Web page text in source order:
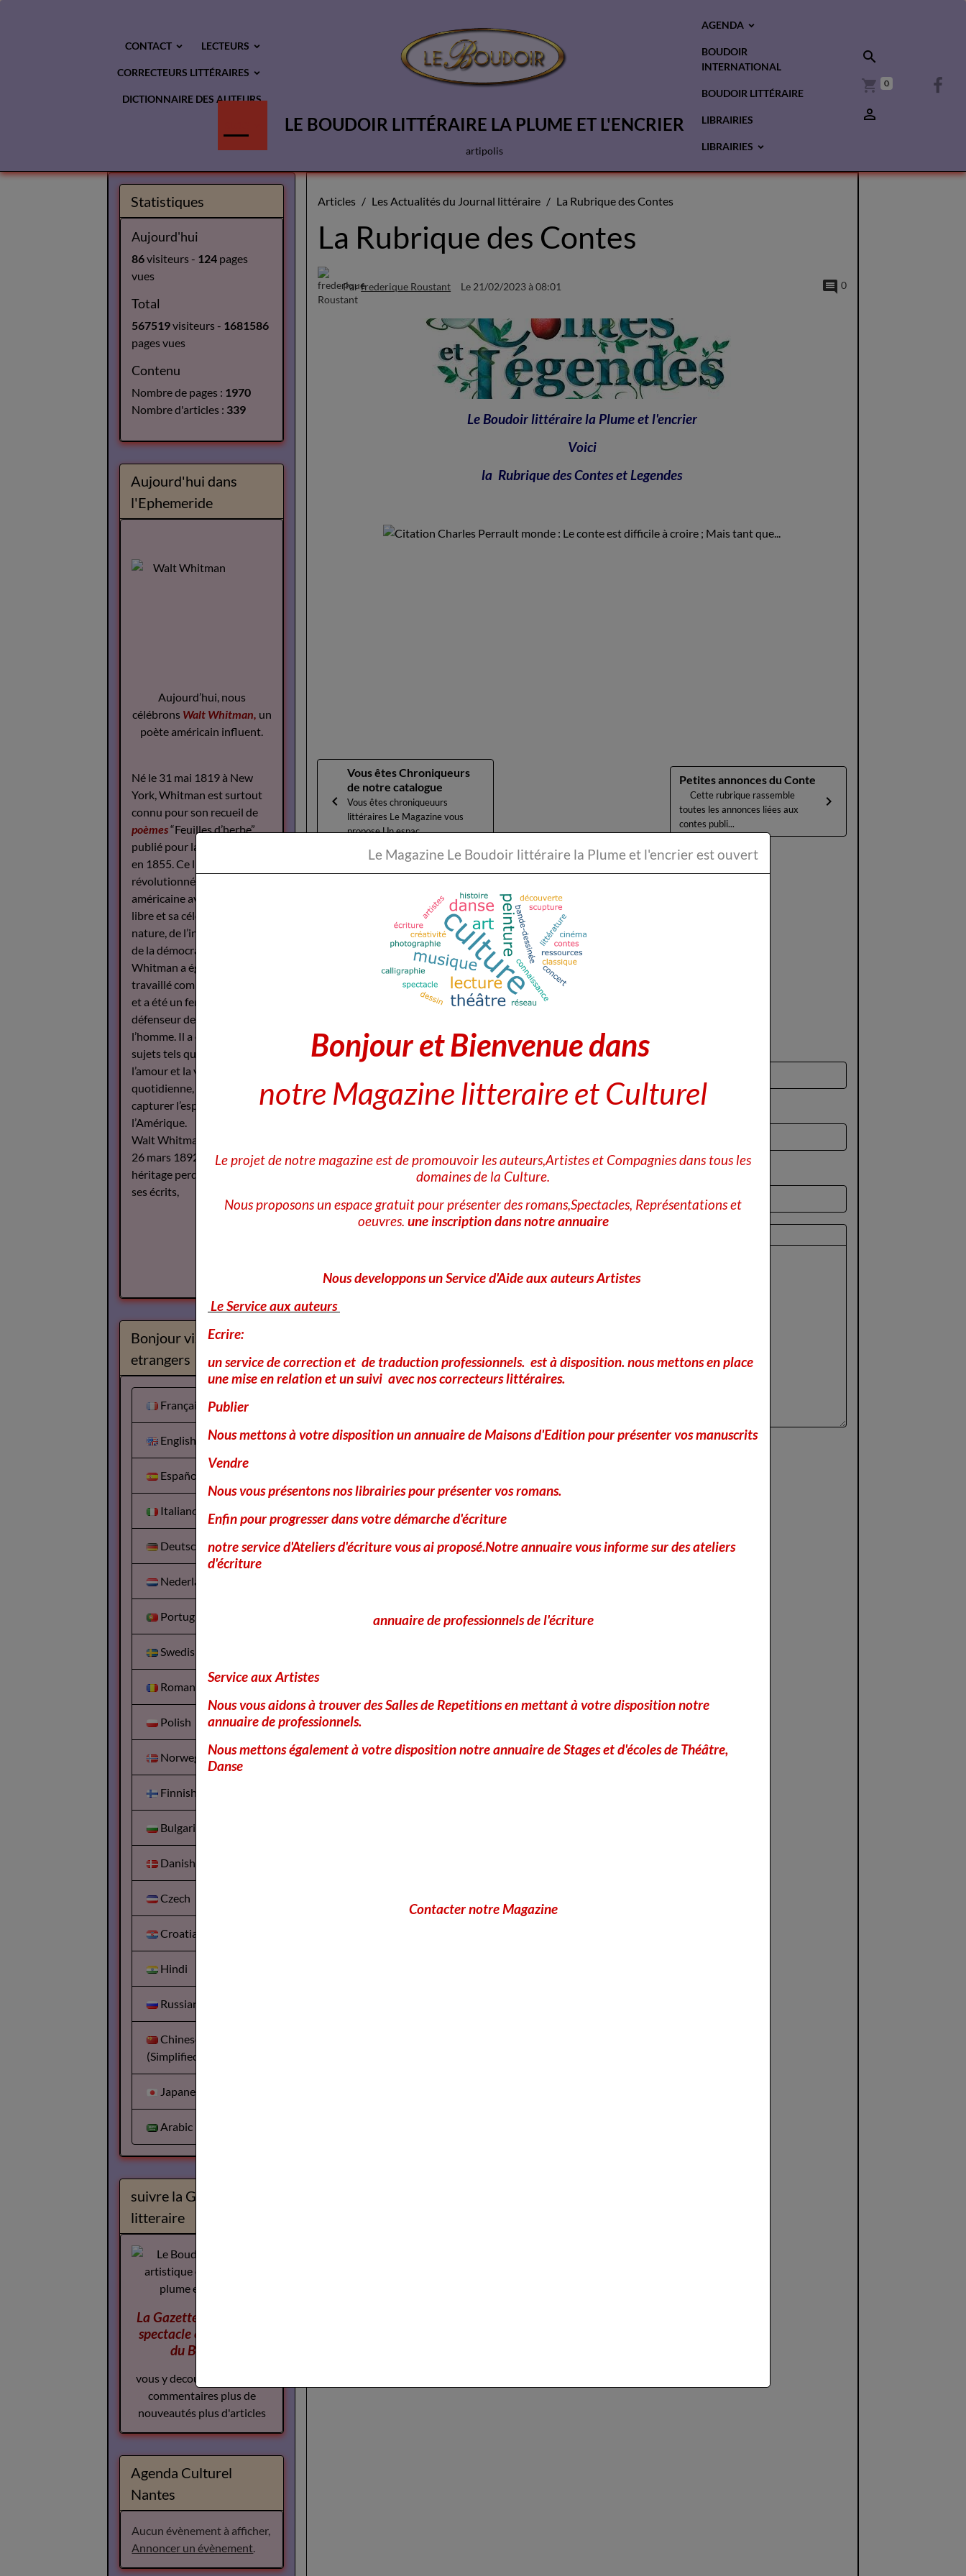
CONTACT LECTEURS
CORRECTEURS LITTÉRAIRES
DICTIONNAIRE DES AUTEURS
LE BOUDOIR LITTÉRAIRE LA PLUME ET L'ENCRIER
artipolis
AGENDA
BOUDOIR
INTERNATIONAL
BOUDOIR LITTÉRAIRE
LIBRAIRIES
LIBRAIRIES
0
Articles Les Actualités du Journal littéraire La Rubrique des Contes
La Rubrique des Contes
Parfrederique Roustant Le 21/02/2023à 08:01 0
Le Boudoir littéraire la Plume et l'encrier
Voici
la Rubrique des Contes et Legendes
Vous êtes Chroniqueurs
de notre catalogue
Vous êtes chroniqueuurs
littéraires Le Magazine vous
propose Un espac...
Petites annonces du Conte
Cette rubrique rassemble
toutes les annonces liées aux
contes publi...
Email
★★
vote. Moyenne1sur 5.
Nom
E-mail
Site Internet
IconCaptcha ©
Ajouter
Statistiques
Aujourd'hui
86visiteurs - 124 pages
vues
Total
567519visiteurs - 1681586
pages vues
Contenu
Nombre de pages : 1970
Nombre d'articles : 339
Aujourd'hui dans
l'Ephemeride
Aujourd’hui, nous
célébrons Walt Whitman, un
poète américain influent.
Né le 31 mai 1819 à New
York, Whitman est surtout
connu pour son recueil de
poèmes“Feuilles d’herbe”,
publié pour la première fois
en 1855. Ce livre a
révolutionné la poésie
américaine avec son style
libre et sa célébration de la
nature, de l’individualité et
de la démocratie.
Whitman a également
travaillé comme journaliste
et a été un fervent
défenseur des droits de
l’homme. Il a écrit sur des
sujets tels que la guerre,
l’amour et la vie
quotidienne, cherchant à
capturer l’esprit de
l’Amérique.
Walt Whitman est décédé le
26 mars 1892, mais son
héritage perdure à travers
ses écrits,
Bonjour visiteurs
etrangers
Français
English
Español
Italiano
Deutsch
Nederlands
Portuguesa
Swedish
Romanian
Polish
Norwegian
Finnish
Bulgarian
Danish
Czech
Croatian
Hindi
Russian
Chinese
(Simplified)
Japanese
Arabic
suivre la Gazette
litteraire
La Gazette des Arts du
spectaclecomplement
du Boudoir
vous y decouvrirez plus de
commentaires plus de
nouveautés plus d'articles
Agenda Culturel
Nantes
Aucun évènement à afficher,
Annoncer un évènement.
Le Magazine Le Boudoir littéraire la Plume et l'encrier est ouvert
Bonjour et Bienvenue dans
notre Magazine litteraire et Culturel
Le projet de notre magazine est de promouvoir les auteurs,Artistes et Compagnies dans tous les
domaines de la Culture.
Nous proposons un espace gratuit pour présenter des romans,Spectacles, Représentations et
oeuvres. une inscription dans notre annuaire
Nous developpons un Service d'Aide aux auteurs Artistes
Le Service aux auteurs
Ecrire:
un service de correction et de traduction professionnels. est à disposition. nous mettons en place
une mise en relation et un suivi avec nos correcteurs littéraires.
Publier
Nous mettons à votre disposition un annuaire de Maisons d'Edition pour présenter vos manuscrits
Vendre
Nous vous présentons nos librairies pour présenter vos romans.
Enfin pour progresser dans votre démarche d'écriture
notre service d'Ateliers d'écriture vous ai proposé.Notre annuaire vous informe sur des ateliers
d'écriture
annuaire de professionnels de l'écriture
Service aux Artistes
Nous vous aidons à trouver des Salles de Repetitions en mettant à votre disposition notre
annuaire de professionnels.
Nous mettons également à votre disposition notre annuaire de Stages et d'écoles de Théâtre,
Danse
Contacter notre Magazine